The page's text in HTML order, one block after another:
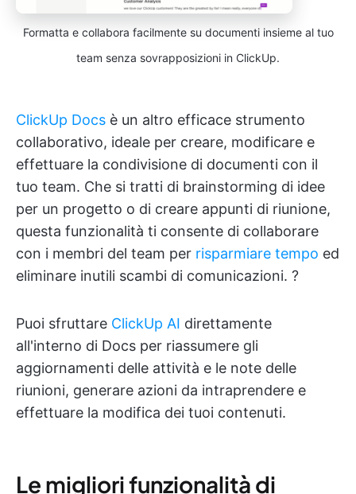
Formatta e collabora facilmente su documenti insieme al tuo
team senza sovrapposizioni in ClickUp.
ClickUp Docs è un altro efficace strumento
collaborativo, ideale per creare, modificare e
effettuare la condivisione di documenti con il
tuo team. Che si tratti di brainstorming di idee
per un progetto o di creare appunti di riunione,
questa funzionalità ti consente di collaborare
con i membri del team per risparmiare tempo ed
eliminare inutili scambi di comunicazioni. ?
Puoi sfruttare ClickUp AI direttamente
all'interno di Docs per riassumere gli
aggiornamenti delle attività e le note delle
riunioni, generare azioni da intraprendere e
effettuare la modifica dei tuoi contenuti.
Le migliori funzionalità di